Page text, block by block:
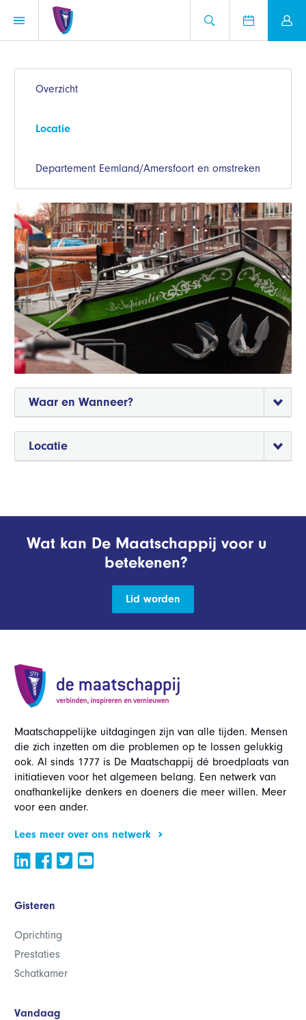
Overzicht
Locatie
Departement Eemland/Amersfoort en omstreken
Waar en Wanneer?
Locatie
Wat kan De Maatschappij voor u
betekenen?
Lid worden
Maatschappelijke uitdagingen zijn van alle tijden. Mensen
die zich inzetten om die problemen op te lossen gelukkig
ook. Al sinds 1777 is De Maatschappij dé broedplaats van
initiatieven voor het algemeen belang. Een netwerk van
onafhankelijke denkers en doeners die meer willen. Meer
voor een ander.
Lees meer over ons netwerk
Gisteren
Oprichting
Prestaties
Schatkamer
Vandaag